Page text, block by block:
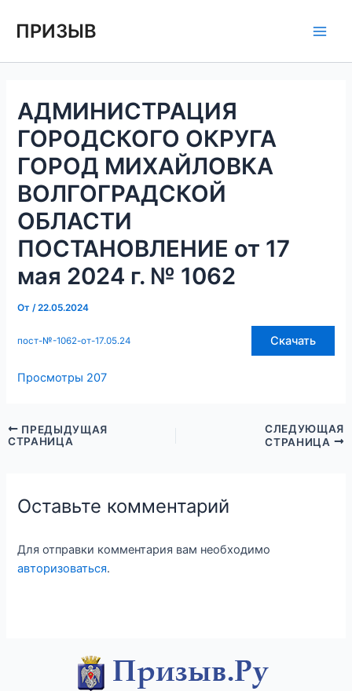
ПРИЗЫВ
АДМИНИСТРАЦИЯ
ГОРОДСКОГО ОКРУГА
ГОРОД МИХАЙЛОВКА
ВОЛГОГРАДСКОЙ
ОБЛАСТИ
ПОСТАНОВЛЕНИЕ от 17
мая 2024 г. № 1062
От /22.05.2024
пост-№-1062-от-17.05.24 Скачать
Просмотры 207
по
ПРЕДЫДУЩАЯ
СТРАНИЦА
СЛЕДУЮЩАЯ
СТРАНИЦА
Оставьте комментарий
Для отправки комментария вам необходимо
авторизоваться.